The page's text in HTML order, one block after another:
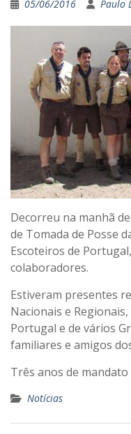
05/06/2016 Paulo
Decorreu na manhã
de Tomada de Posse
Escoteiros de
colaboradores.
Estiveram presentes
Nacionais e
Portugal e de vários
familiares e amigos
Três anos de mandato
Notícias